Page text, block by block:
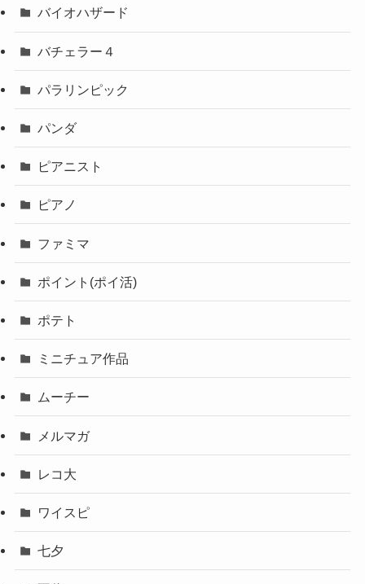
バイオハザード
バチェラー４
パラリンピック
パンダ
ピアニスト
ピアノ
ファミマ
ポイント(ポイ活)
ポテト
ミニチュア作品
ムーチー
メルマガ
レコ大
ワイスピ
七夕